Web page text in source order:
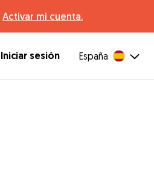
Activar mi cuenta.
Iniciar sesión España